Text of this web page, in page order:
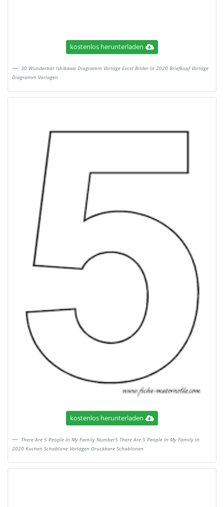
kostenlos herunterladen
30 Wunderbar Ishikawa Diagramm Vorlage Excel Bilder In 2020 Briefkopf Vorlage
Diagramm Vorlagen
kostenlos herunterladen
There Are 5 People In My Family Number5 There Are 5 People In My Family In
2020 Kuchen Schablone Vorlagen Druckbare Schablonen